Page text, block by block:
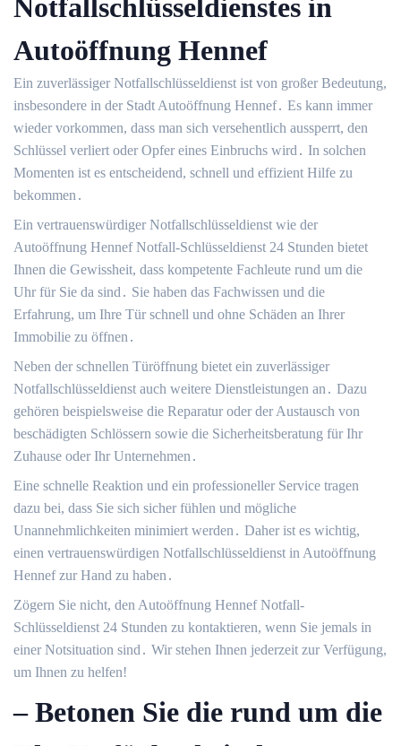
Notfallschlüsseldienstes in
Autoöffnung Hennef
Ein zuverlässiger Notfallschlüsseldienst ist von großer Bedeutung,
insbesondere in der Stadt Autoöffnung Hennef․ Es kann immer
wieder vorkommen, dass man sich versehentlich aussperrt, den
Schlüssel verliert oder Opfer eines Einbruchs wird․ In solchen
Momenten ist es entscheidend, schnell und effizient Hilfe zu
bekommen․
Ein vertrauenswürdiger Notfallschlüsseldienst wie der
Autoöffnung Hennef Notfall-Schlüsseldienst 24 Stunden bietet
Ihnen die Gewissheit, dass kompetente Fachleute rund um die
Uhr für Sie da sind․ Sie haben das Fachwissen und die
Erfahrung, um Ihre Tür schnell und ohne Schäden an Ihrer
Immobilie zu öffnen․
Neben der schnellen Türöffnung bietet ein zuverlässiger
Notfallschlüsseldienst auch weitere Dienstleistungen an․ Dazu
gehören beispielsweise die Reparatur oder der Austausch von
beschädigten Schlössern sowie die Sicherheitsberatung für Ihr
Zuhause oder Ihr Unternehmen․
Eine schnelle Reaktion und ein professioneller Service tragen
dazu bei, dass Sie sich sicher fühlen und mögliche
Unannehmlichkeiten minimiert werden․ Daher ist es wichtig,
einen vertrauenswürdigen Notfallschlüsseldienst in Autoöffnung
Hennef zur Hand zu haben․
Zögern Sie nicht, den Autoöffnung Hennef Notfall-
Schlüsseldienst 24 Stunden zu kontaktieren, wenn Sie jemals in
einer Notsituation sind․ Wir stehen Ihnen jederzeit zur Verfügung,
um Ihnen zu helfen!​
– Betonen Sie die rund um die